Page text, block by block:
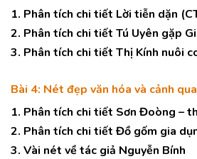
1. Phân tích chi tiết Lời tiễn dặn
2. Phân tích chi tiết Tú Uyên gặp
3. Phân tích chi tiết Thị Kính nuôi
Bài 4: Nét đẹp văn hóa và cảnh
1. Phân tích chi tiết Sơn Đoòng –
2. Phân tích chi tiết Đồ gốm gia
3. Vài nét về tác giả Nguyễn Bính